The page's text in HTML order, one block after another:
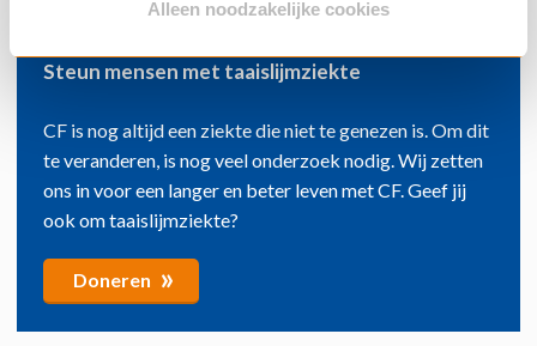
Alleen noodzakelijke cookies
Steun mensen met taaislijmziekte
CF is nog altijd een ziekte die niet te genezen is. Om dit
te veranderen, is nog veel onderzoek nodig. Wij zetten
ons in voor een langer en beter leven met CF. Geef jij
ook om taaislijmziekte?
Doneren »